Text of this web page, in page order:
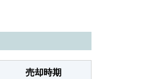
売却時期